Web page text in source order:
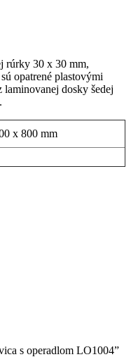
rúrky 30 x 30 mm,
opatrené plastovými
laminovanej dosky šedej
x 800 mm
s operadlom LO1004”